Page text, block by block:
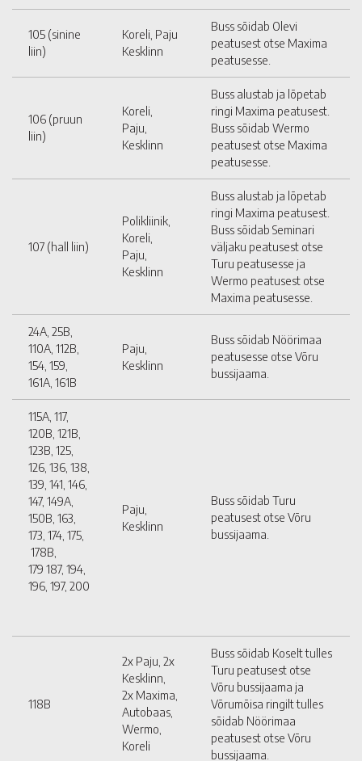
105 (sinine
liin)
Koreli, Paju
Kesklinn
Buss sõidab Olevi
peatusest otse Maxima
peatusesse.
106 (pruun
liin)
Koreli,
Paju,
Kesklinn
Buss alustab ja lõpetab
ringi Maxima peatusest.
Buss sõidab Wermo
peatusest otse Maxima
peatusesse.
107 (hall liin)
Polikliinik,
Koreli,
Paju,
Kesklinn
Buss alustab ja lõpetab
ringi Maxima peatusest.
Buss sõidab Seminari
väljaku peatusest otse
Turu peatusesse ja
Wermo peatusest otse
Maxima peatusesse.
24A, 25B,
110A, 112B,
154, 159,
161A, 161B
Paju,
Kesklinn
Buss sõidab Nöörimaa
peatusesse otse Võru
bussijaama.
115A, 117,
120B, 121B,
123B, 125,
126, 136, 138,
139, 141, 146,
147, 149A,
150B, 163,
173, 174, 175,
178B,
179 187, 194,
196, 197, 200
Paju,
Kesklinn
Buss sõidab Turu
peatusest otse Võru
bussijaama.
118B
2x Paju, 2x
Kesklinn,
2x Maxima,
Autobaas,
Wermo,
Koreli
Buss sõidab Koselt tulles
Turu peatusest otse
Võru bussijaama ja
Võrumõisa ringilt tulles
sõidab Nöörimaa
peatusest otse Võru
bussijaama.